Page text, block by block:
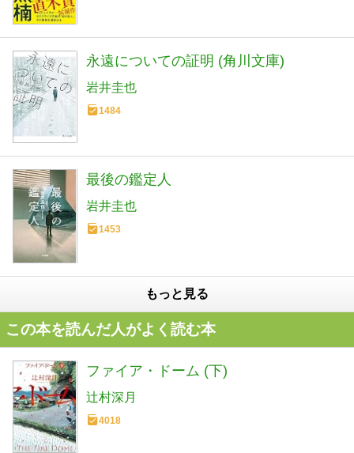
永遠についての証明 (角川文庫)
岩井圭也
1484
最後の鑑定人
岩井圭也
1453
もっと見る
この本を読んだ人がよく読む本
ファイア・ドーム (下)
辻村深月
4018